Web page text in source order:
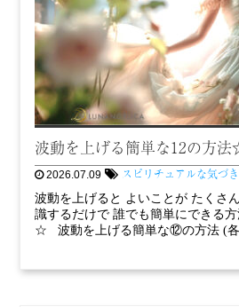
波動を上げる簡単な12の方
2026.07.09 スピリチュアルな気づき
波動を上げると よいことが たく
識するだけで 誰でも簡単にできる
☆ 波動を上げる簡単な⑫の方法 (